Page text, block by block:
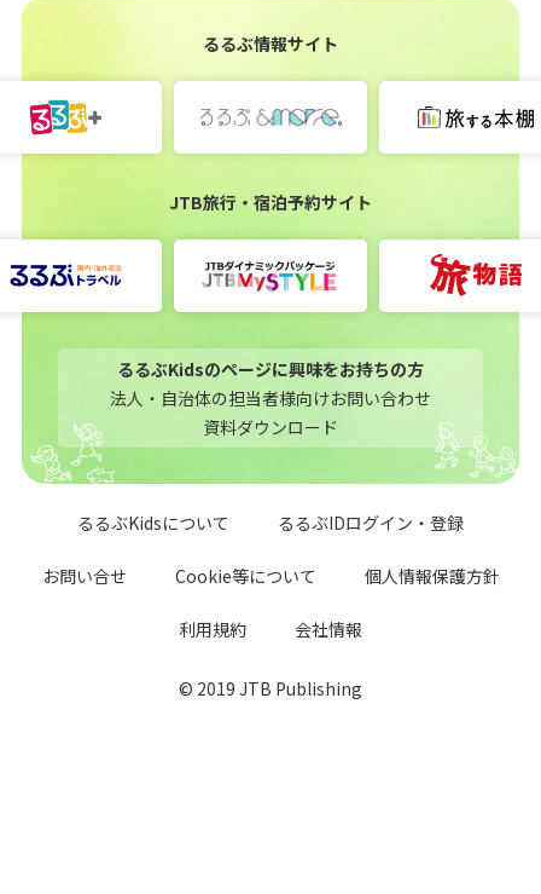
るるぶ情報サイト
JTB旅行・宿泊予約サイト
るるぶKidsのページに興味をお持ちの方
法人・自治体の担当者様向けお問い合わせ
資料ダウンロード
るるぶKidsについて るるぶIDログイン・登録
お問い合せ Cookie等について 個人情報保護方針
利用規約 会社情報
© 2019 JTB Publishing